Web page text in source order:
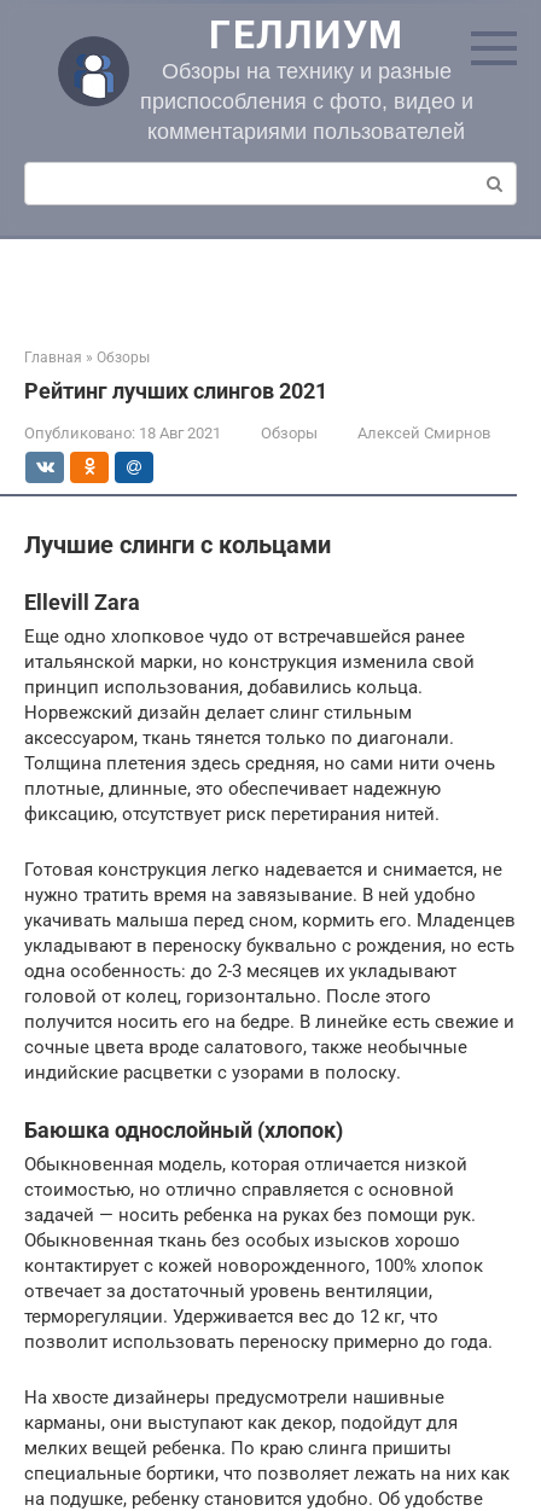
контенту
ГЕЛЛИУМ
Обзоры на технику и разные
приспособления с фото, видео и
комментариями пользователей
Поиск:
Главная » Обзоры
Рейтинг лучших слингов 2021
Опубликовано: 18 Авг 2021 Обзоры Алексей Смирнов
Лучшие слинги с кольцами
Ellevill Zara
Еще одно хлопковое чудо от встречавшейся ранее
итальянской марки, но конструкция изменила свой
принцип использования, добавились кольца.
Норвежский дизайн делает слинг стильным
аксессуаром, ткань тянется только по диагонали.
Толщина плетения здесь средняя, но сами нити очень
плотные, длинные, это обеспечивает надежную
фиксацию, отсутствует риск перетирания нитей.
Готовая конструкция легко надевается и снимается, не
нужно тратить время на завязывание. В ней удобно
укачивать малыша перед сном, кормить его. Младенцев
укладывают в переноску буквально с рождения, но есть
одна особенность: до 2-3 месяцев их укладывают
головой от колец, горизонтально. После этого
получится носить его на бедре. В линейке есть свежие и
сочные цвета вроде салатового, также необычные
индийские расцветки с узорами в полоску.
Баюшка однослойный (хлопок)
Обыкновенная модель, которая отличается низкой
стоимостью, но отлично справляется с основной
задачей — носить ребенка на руках без помощи рук.
Обыкновенная ткань без особых изысков хорошо
контактирует с кожей новорожденного, 100% хлопок
отвечает за достаточный уровень вентиляции,
терморегуляции. Удерживается вес до 12 кг, что
позволит использовать переноску примерно до года.
На хвосте дизайнеры предусмотрели нашивные
карманы, они выступают как декор, подойдут для
мелких вещей ребенка. По краю слинга пришиты
специальные бортики, что позволяет лежать на них как
на подушке, ребенку становится удобно. Об удобстве